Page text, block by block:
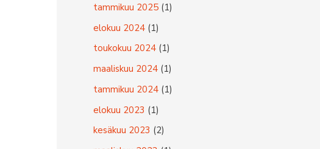
h
f
o
tammikuu 2025 (1)
elokuu 2024 (1)
toukokuu 2024 (1)
maaliskuu 2024 (1)
tammikuu 2024 (1)
elokuu 2023 (1)
kesäkuu 2023 (2)